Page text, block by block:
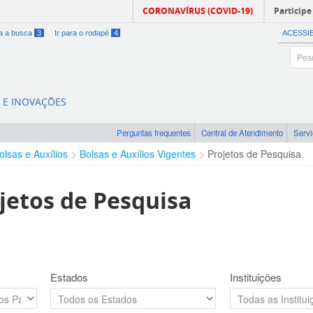
CORONAVÍRUS (COVID-19) Participe
a busca 3 Ir para o rodapé 4
INOVAÇÕES
Perguntas frequentes Central de Atendimento
e Auxílios Bolsas e Auxílios Vigentes Projetos de Pesquisa
de Pesquisa
Estados Instituições